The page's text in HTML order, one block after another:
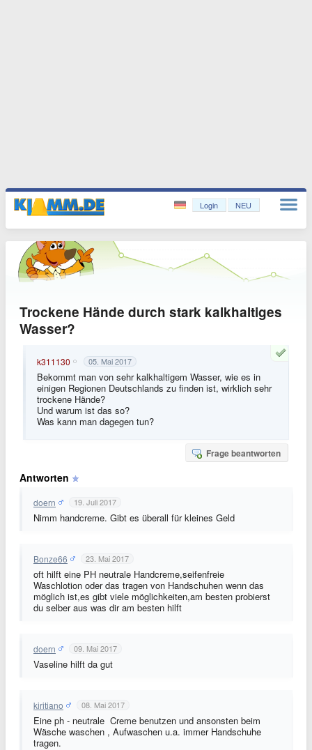
Login NEU
Trockene Hände durch stark kalkhaltiges
Wasser?
k311130 05. Mai 2017
Bekommt man von sehr kalkhaltigem Wasser, wie es in
einigen Regionen Deutschlands zu finden ist, wirklich sehr
trockene Hände?
Und warum ist das so?
Was kann man dagegen tun?
Frage beantworten
Antworten
doern 19. Juli 2017
Nimm handcreme. Gibt es überall für kleines Geld
Bonze66 23. Mai 2017
oft hilft eine PH neutrale Handcreme,seifenfreie
Waschlotion oder das tragen von Handschuhen wenn das
möglich ist,es gibt viele möglichkeiten,am besten probierst
du selber aus was dir am besten hilft
doern 09. Mai 2017
Vaseline hilft da gut
kiritiano 08. Mai 2017
Eine ph - neutrale Creme benutzen und ansonsten beim
Wäsche waschen , Aufwaschen u.a. immer Handschuhe
tragen.